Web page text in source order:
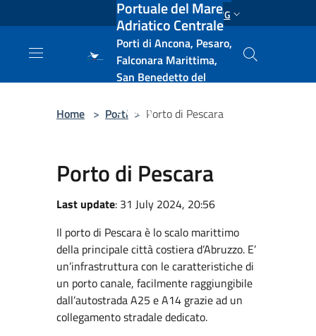
Salta al contenuto principale ENG
Portuale del Mare
Adriatico Centrale
Porti di Ancona, Pesaro,
Falconara Marittima,
San Benedetto del
e Vasto
Home > Porti > Porto di Pescara
Porto di Pescara
Last update: 31 July 2024, 20:56
Il porto di Pescara è lo scalo marittimo
della principale città costiera d’Abruzzo. E’
un’infrastruttura con le caratteristiche di
un porto canale, facilmente raggiungibile
dall’autostrada A25 e A14 grazie ad un
collegamento stradale dedicato.